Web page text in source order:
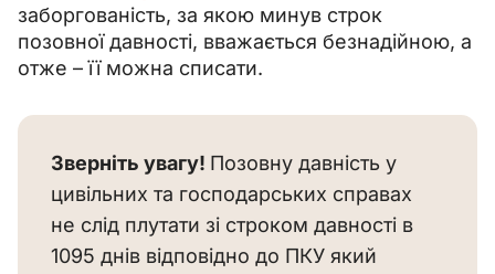
заборгованість, за якою минув строк
позовної давності, вважається безнадійною, а
отже – її можна списати.
Зверніть увагу! Позовну давність у
цивільних та господарських справах
не слід плутати зі строком давності в
1095 днів відповідно до ПКУ який